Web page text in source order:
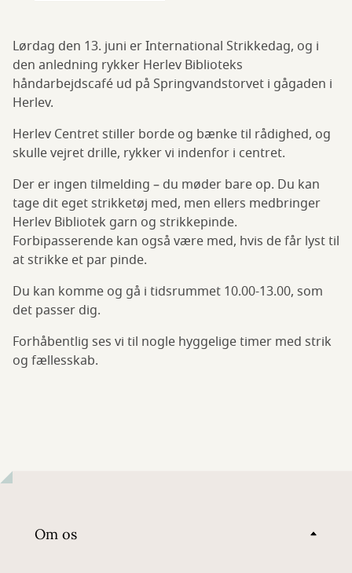
Lørdag den 13. juni er International Strikkedag, og i
den anledning rykker Herlev Biblioteks
håndarbejdscafé ud på Springvandstorvet i gågaden i
Herlev.
Herlev Centret stiller borde og bænke til rådighed, og
skulle vejret drille, rykker vi indenfor i centret.
Der er ingen tilmelding – du møder bare op. Du kan
tage dit eget strikketøj med, men ellers medbringer
Herlev Bibliotek garn og strikkepinde.
Forbipasserende kan også være med, hvis de får lyst til
at strikke et par pinde.
Du kan komme og gå i tidsrummet 10.00-13.00, som
det passer dig.
Forhåbentlig ses vi til nogle hyggelige timer med strik
og fællesskab.
Om os